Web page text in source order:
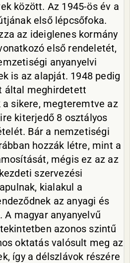
között. Az 1945-ös év a
első lépcsőfoka.
az ideiglenes kormány
első rendeletét,
anyanyelvi
is az alapját. 1948 pedig
által meghirdetett
sikere, megteremtve az
kiterjedő 8 osztályos
Bár a nemzetiségi
hozzák létre, mint a
mégis ez az az
szervezési
kialakul a
az anyagi és
magyar anyanyelvű
azonos szintű
oktatás valósult meg az
így a délszlávok részére